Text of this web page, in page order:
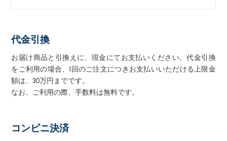
代金引換
お届け商品と引換えに、現金にてお支払いください。代金引換
をご利用の場合、1回のご注文につきお支払いいただける上限金
額は、30万円までです。
なお、ご利用の際、手数料は無料です。
コンビニ決済